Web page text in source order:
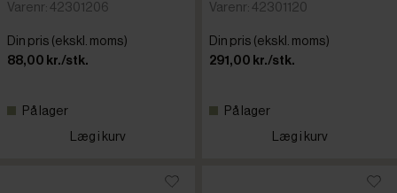
Varenr: 42301206
Din pris (ekskl. moms)
88,00 kr./stk.
På lager
Læg i kurv
Varenr: 42301120
Din pris (ekskl. moms)
291,00 kr./stk.
På lager
Læg i kurv